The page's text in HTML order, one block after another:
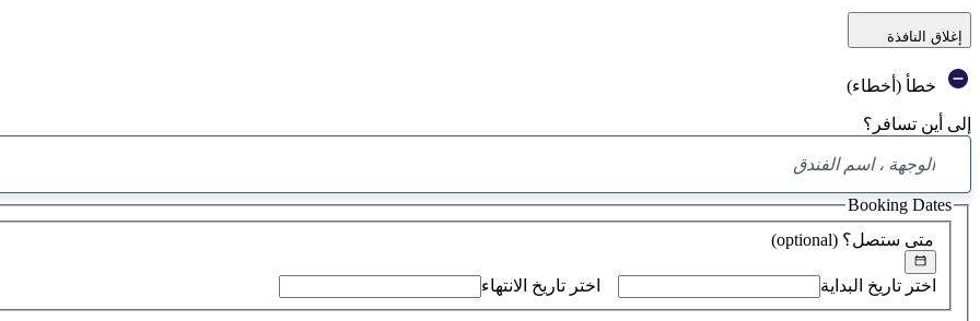
إغلاق النافذة
خطأ (أخطاء)
إلى أين تسافر؟
العثور
على
اقتراح
متى ستصل؟ (optional)
اختر تاريخ البداية اختر تاريخ الانتهاء
Booking Dates